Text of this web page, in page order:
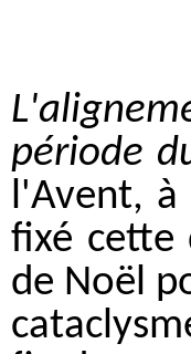
période
l'Avent, à
fixé cette
de Noël